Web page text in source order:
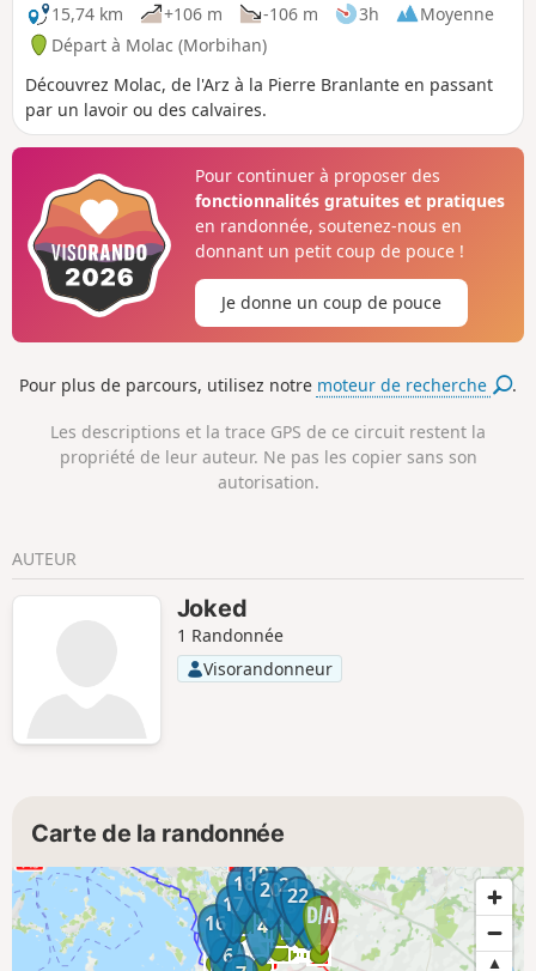
15,74 km
+106 m -106 m 3h
Moyenne
Départ à Molac (Morbihan)
Découvrez Molac, de l'Arz à la Pierre Branlante en passant
par un lavoir ou des calvaires.
Pour continuer à proposer des
fonctionnalités gratuites et pratiques
en randonnée, soutenez-nous en
donnant un petit coup de pouce !
Je donne un coup de pouce
Pour plus de parcours, utilisez notre moteur de recherche .
Les descriptions et la trace GPS de ce circuit restent la
propriété de leur auteur. Ne pas les copier sans son
autorisation.
AUTEUR
Joked
1 Randonnée
Visorandonneur
Carte de la randonnée
1
2
3
4
5
6
16
17
1819
202122